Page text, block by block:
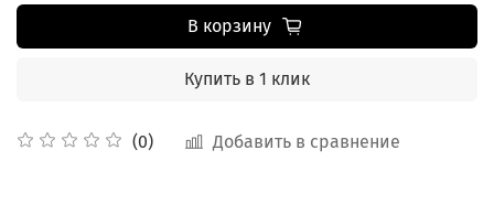
(0) Добавить в сравнение
В корзину
Купить в 1 клик